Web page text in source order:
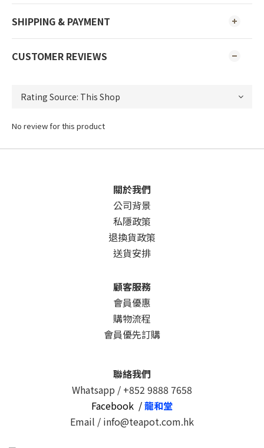
SHIPPING & PAYMENT
CUSTOMER REVIEWS
No review for this product
關於我們
公司背景
私隱政策
退換貨政策
送貨安排
顧客服務
會員優惠
購物流程
會員優先訂購
聯絡我們
Whatsapp / +852 9888 7658
Facebook /龍和堂
Email / info@teapot.com.hk